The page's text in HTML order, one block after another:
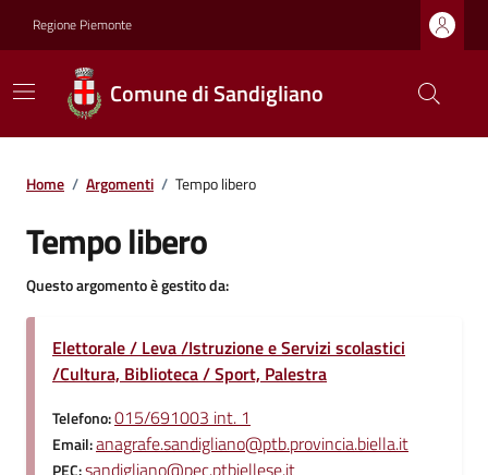
Regione Piemonte
Comune di Sandigliano
Home / Argomenti / Tempo libero
Tempo libero
Questo argomento è gestito da:
Elettorale / Leva /Istruzione e Servizi scolastici
/Cultura, Biblioteca / Sport, Palestra
Telefono:015/691003 int. 1
Email:anagrafe.sandigliano@ptb.provincia.biella.it
sandigliano@pec.ptbiellese.it